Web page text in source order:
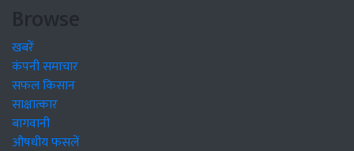
Browse
खबरें
कंपनी समाचार
सफल किसान
साक्षात्कार
बागवानी
औषधीय फसलें